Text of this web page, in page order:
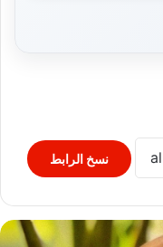
نسخ الرابط